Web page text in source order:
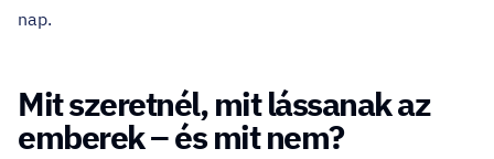
nap.
Mit szeretnél, mit lássanak az
emberek – és mit nem?